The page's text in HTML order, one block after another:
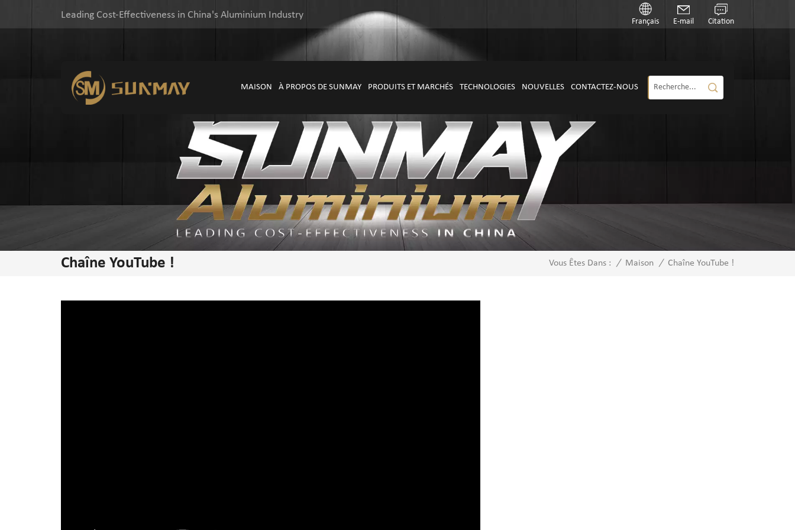
Leading Cost-Effectiveness in China's Aluminium Industry
Français E-mail Citation
MAISON À PROPOS DE SUNMAY PRODUITS ET MARCHÉS TECHNOLOGIES NOUVELLES CONTACTEZ-NOUS
Chaîne YouTube ! Vous Êtes Dans : / Maison / Chaîne YouTube !